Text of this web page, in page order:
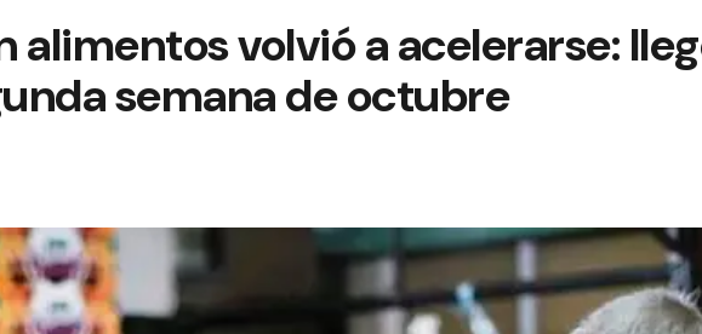
alimentos volvió a acelerarse:
semana de octubre